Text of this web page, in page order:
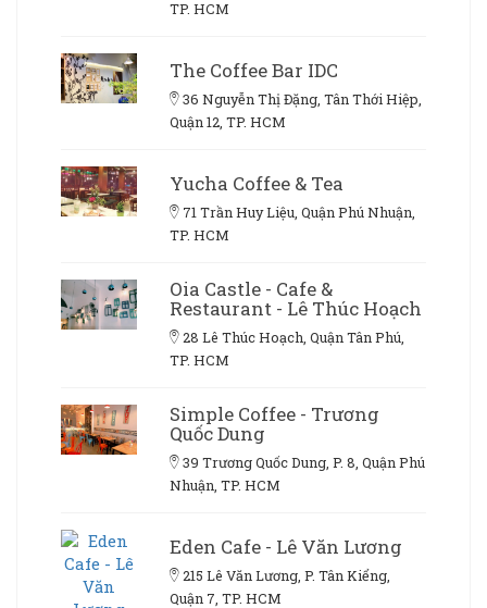
TP. HCM
The Coffee Bar IDC
36 Nguyễn Thị Đặng, Tân Thới Hiệp,
Quận 12, TP. HCM
Yucha Coffee & Tea
71 Trần Huy Liệu, Quận Phú Nhuận,
TP. HCM
Oia Castle - Cafe &
Restaurant - Lê Thúc Hoạch
28 Lê Thúc Hoạch, Quận Tân Phú,
TP. HCM
Simple Coffee - Trương
Quốc Dung
39 Trương Quốc Dung, P. 8, Quận Phú
Nhuận, TP. HCM
Eden Cafe - Lê Văn Lương
215 Lê Văn Lương, P. Tân Kiểng,
Quận 7, TP. HCM